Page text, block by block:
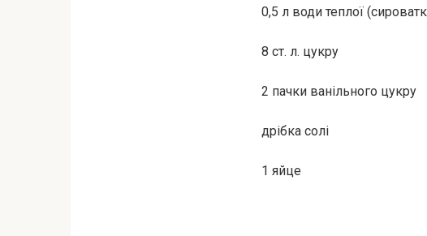
0,5 л води теплої
8 ст. л. цукру
2 пачки ванільного цукру
дрібка солі
1 яйце